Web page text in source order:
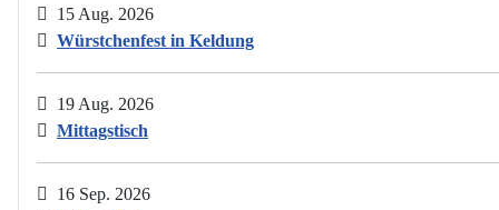
15 Aug. 2026
Würstchenfest in Keldung
19 Aug. 2026
Mittagstisch
16 Sep. 2026